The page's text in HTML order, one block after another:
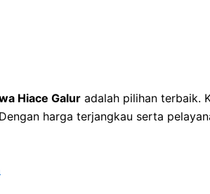
Hiace Galur adalah pilihan terbaik.
harga terjangkau serta